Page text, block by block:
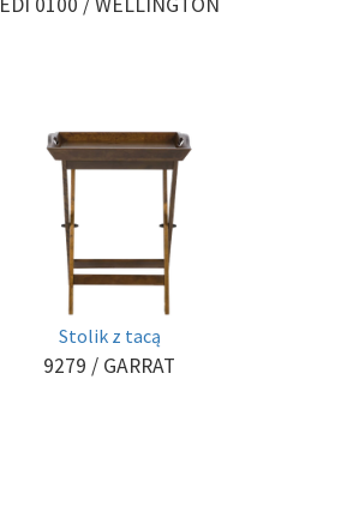
Stolik z tacą
9279 / GARRAT